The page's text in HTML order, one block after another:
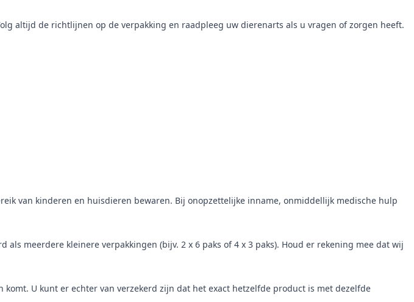
altijd de richtlijnen op de verpakking en raadpleeg uw dierenarts als u vragen of zorgen heeft.
van kinderen en huisdieren bewaren. Bij onopzettelijke inname, onmiddellijk medische hulp
meerdere kleinere verpakkingen (bijv. 2 x 6 paks of 4 x 3 paks). Houd er rekening mee dat wij
U kunt er echter van verzekerd zijn dat het exact hetzelfde product is met dezelfde